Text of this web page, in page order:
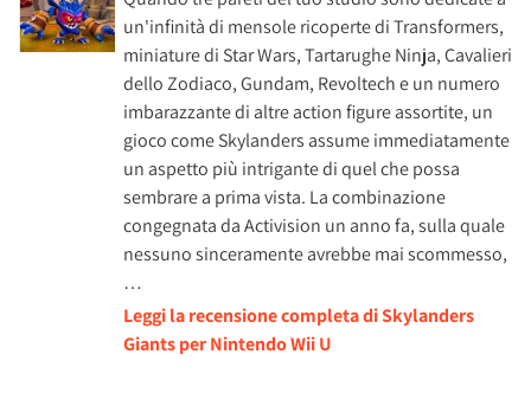
un'infinità di mensole ricoperte di Transformers,
miniature di Star Wars, Tartarughe Ninja, Cavalieri
dello Zodiaco, Gundam, Revoltech e un numero
imbarazzante di altre action figure assortite, un
gioco come Skylanders assume immediatamente
un aspetto più intrigante di quel che possa
sembrare a prima vista. La combinazione
congegnata da Activision un anno fa, sulla quale
nessuno sinceramente avrebbe mai scommesso,
…
Leggi la recensione completa di Skylanders
Giants per Nintendo Wii U